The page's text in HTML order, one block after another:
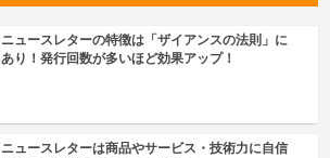
ニュースレターの特徴は「ザイアンスの法則」に
あり！発行回数が多いほど効果アップ！
ニュースレターは商品やサービス・技術力に自信